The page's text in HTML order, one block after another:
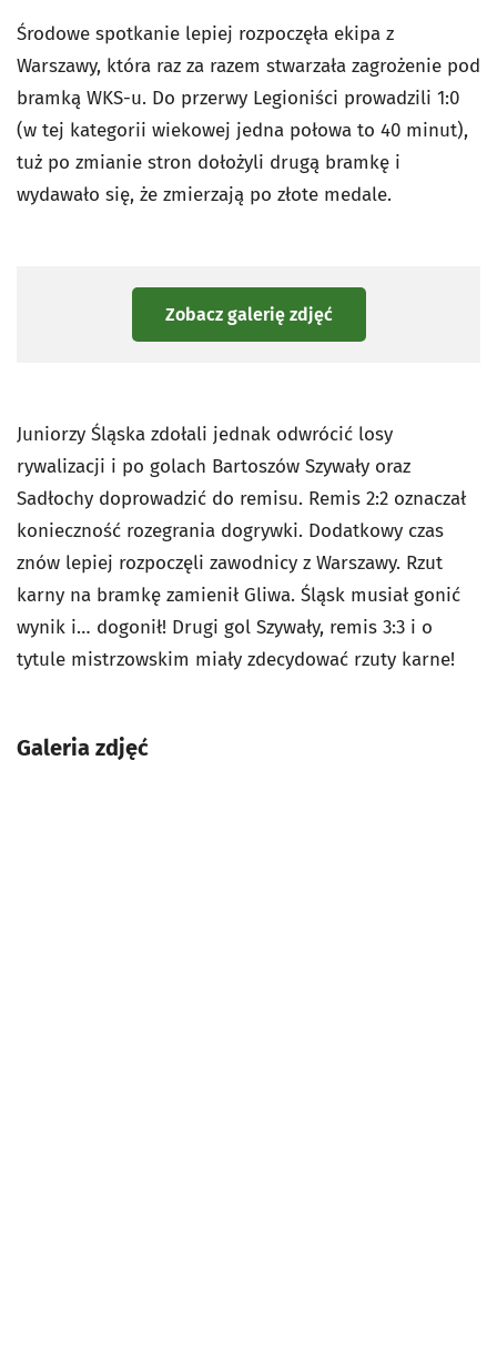
Środowe spotkanie lepiej rozpoczęła ekipa z
Warszawy, która raz za razem stwarzała zagrożenie pod
bramką WKS-u. Do przerwy Legioniści prowadzili 1:0
(w tej kategorii wiekowej jedna połowa to 40 minut),
tuż po zmianie stron dołożyli drugą bramkę i
wydawało się, że zmierzają po złote medale.
Zobacz galerię zdjęć
Juniorzy Śląska zdołali jednak odwrócić losy
rywalizacji i po golach Bartoszów Szywały oraz
Sadłochy doprowadzić do remisu. Remis 2:2 oznaczał
konieczność rozegrania dogrywki. Dodatkowy czas
znów lepiej rozpoczęli zawodnicy z Warszawy. Rzut
karny na bramkę zamienił Gliwa. Śląsk musiał gonić
wynik i… dogonił! Drugi gol Szywały, remis 3:3 i o
tytule mistrzowskim miały zdecydować rzuty karne!
Galeria zdjęć